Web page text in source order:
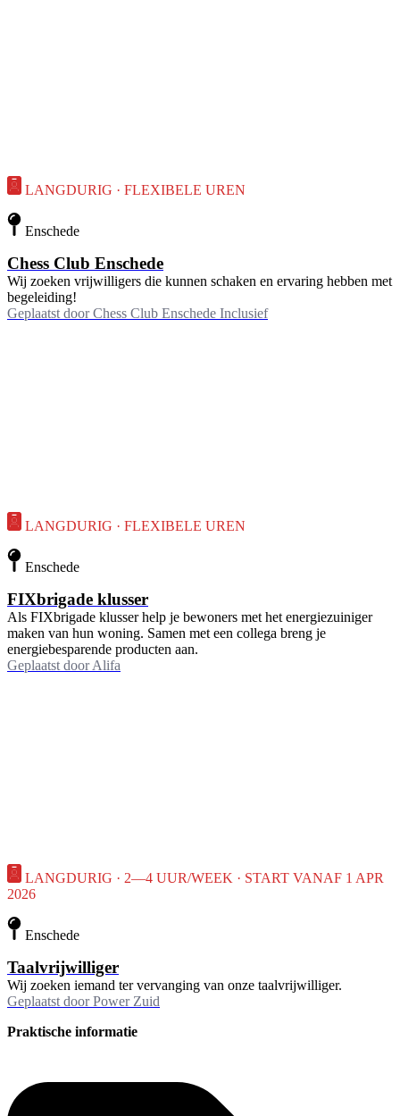
LANGDURIG · FLEXIBELE UREN
Enschede
Chess Club Enschede
Wij zoeken vrijwilligers die kunnen schaken en ervaring hebben met
begeleiding!
Geplaatst door Chess Club Enschede Inclusief
LANGDURIG · FLEXIBELE UREN
Enschede
FIXbrigade klusser
Als FIXbrigade klusser help je bewoners met het energiezuiniger
maken van hun woning. Samen met een collega breng je
energiebesparende producten aan.
Geplaatst door Alifa
LANGDURIG · 2—4 UUR/WEEK · START VANAF 1 APR
2026
Enschede
Taalvrijwilliger
Wij zoeken iemand ter vervanging van onze taalvrijwilliger.
Geplaatst door Power Zuid
Praktische informatie